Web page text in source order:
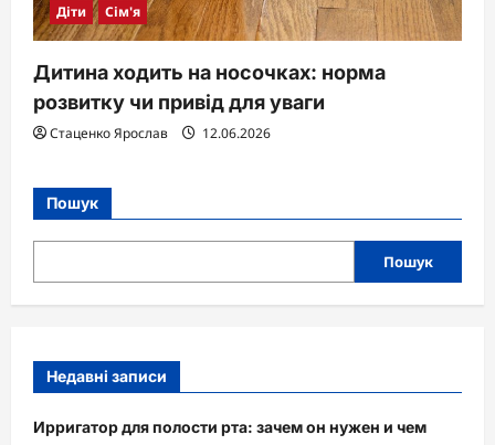
Діти Сім'я
Дитина ходить на носочках: норма
розвитку чи привід для уваги
Стаценко Ярослав 12.06.2026
Пошук
Пошук
Недавні записи
Ирригатор для полости рта: зачем он нужен и чем